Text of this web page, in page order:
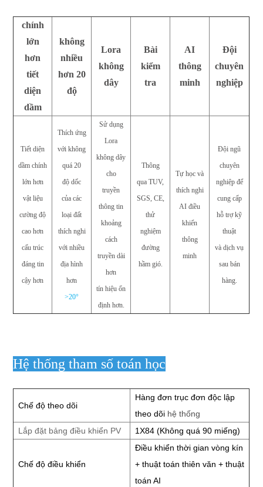
chính
lớn
hơn
tiết
diện
dầm
không
nhiều
hơn 20
độ
Lora
không
dây
Bài
kiểm
tra
AI
thông
minh
Đội
chuyên
nghiệp
Tiết diện
dầm chính
lớn hơn
vật liệu
cường độ
cao hơn
cấu trúc
đáng tin
cậy hơn
Thích ứng
với không
quá 20
độ dốc
của các
loại đất
thích nghi
với nhiều
địa hình
hơn
>20°
Sử dụng
Lora
không dây
cho
truyền
thông tin
khoảng
cách
truyền dài
hơn
tín hiệu ổn
định hơn.
Thông
qua TUV,
SGS, CE,
thử
nghiệm
đường
hầm gió.
Tự học và
thích nghi
AI điều
khiển
thông
minh
Đội ngũ
chuyên
nghiệp để
cung cấp
hỗ trợ kỹ
thuật
và dịch vụ
sau bán
hàng.
Hệ thống tham số toán học
Chế độ theo dõi
Hàng đơn trục đơn độc lập
theo dõi hệ thống
Lắp đặt bảng điều khiển PV
1X84 (Không quá 90 miếng)
Chế độ điều khiển
Điều khiển thời gian vòng kín
+thuật toán thiên văn + thuật
toán AI